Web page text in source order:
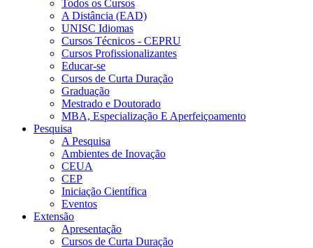
Todos os Cursos
A Distância (EAD)
UNISC Idiomas
Cursos Técnicos - CEPRU
Cursos Profissionalizantes
Educar-se
Cursos de Curta Duração
Graduação
Mestrado e Doutorado
MBA, Especialização E Aperfeiçoamento
Pesquisa
A Pesquisa
Ambientes de Inovação
CEUA
CEP
Iniciação Científica
Eventos
Extensão
Apresentação
Cursos de Curta Duração